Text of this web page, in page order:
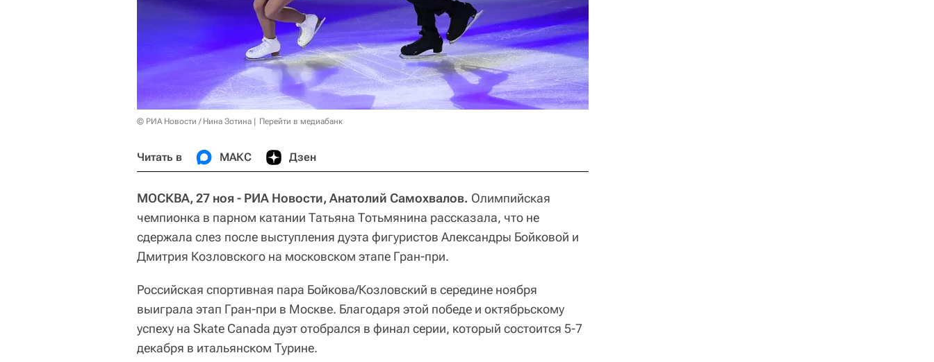
© РИА Новости / Нина Зотина Перейти в медиабанк
Читать в МАКС Дзен
МОСКВА, 27 ноя - РИА Новости, Анатолий Самохвалов. Олимпийская
чемпионка в парном катании Татьяна Тотьмянина рассказала, что не
сдержала слез после выступления дуэта фигуристов Александры Бойковой и
Дмитрия Козловского на московском этапе Гран-при.
Российская спортивная пара Бойкова/Козловский в середине ноября
выиграла этап Гран-при в Москве. Благодаря этой победе и октябрьскому
успеху на Skate Canada дуэт отобрался в финал серии, который состоится 5-7
декабря в итальянском Турине.